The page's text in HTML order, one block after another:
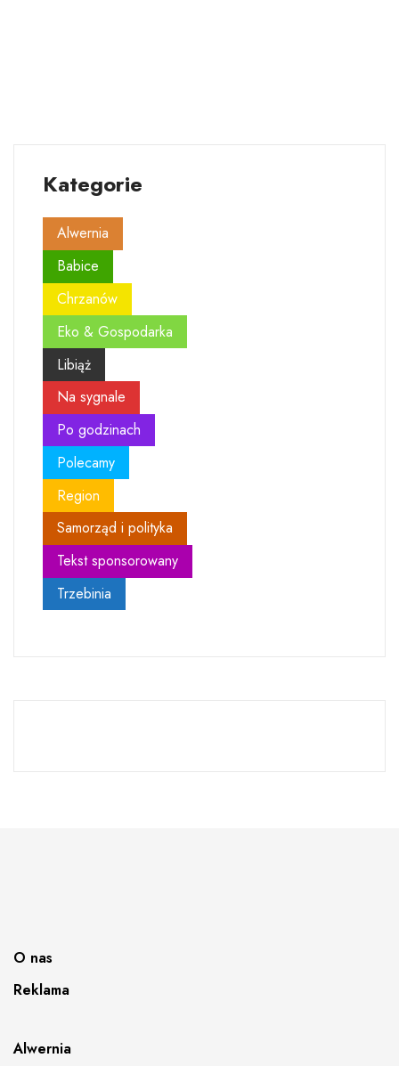
Kategorie
Alwernia
Babice
Chrzanów
Eko & Gospodarka
Libiąż
Na sygnale
Po godzinach
Polecamy
Region
Samorząd i polityka
Tekst sponsorowany
Trzebinia
O nas
Reklama
Alwernia